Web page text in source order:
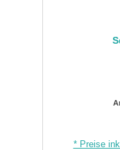
* Preise